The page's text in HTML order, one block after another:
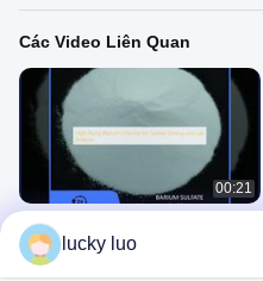
Các Video Liên Quan
00:21
Barium Chloride tinh khiết cao để thử
nghiệm sulfate và phân tích trong
phòng thí nghiệm
Clorua
lucky luo